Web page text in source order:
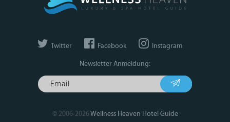
Twitter Facebook Instagram
Newsletter Anmeldung:
© 2006-2026Wellness Heaven Hotel Guide